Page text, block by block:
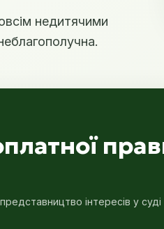
недитячими
інтересів у суді